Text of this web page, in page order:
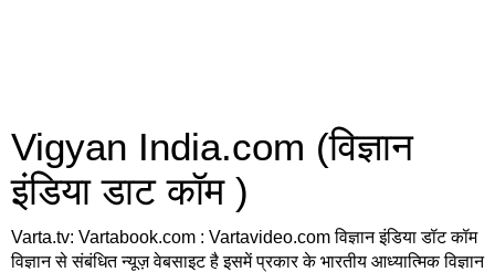
Vigyan India.com (विज्ञान
इंडिया डाट कॉम )
Varta.tv: Vartabook.com : Vartavideo.com विज्ञान इंडिया डॉट कॉम
विज्ञान से संबंधित न्यूज़ वेबसाइट है इसमें प्रकार के भारतीय आध्यात्मिक विज्ञान